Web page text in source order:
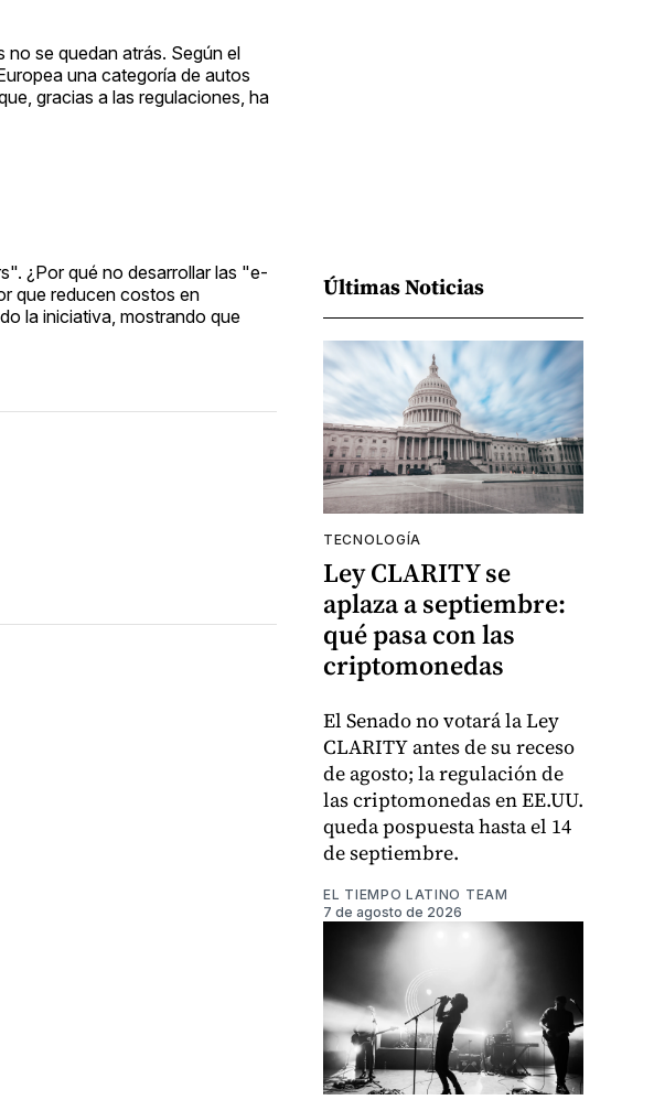
no se quedan atrás. Según el
una categoría de autos
gracias a las regulaciones, ha
¿Por qué no desarrollar las "e-
que reducen costos en
la iniciativa, mostrando que
Últimas Noticias
TECNOLOGÍA
Ley CLARITY se
aplaza a septiembre:
qué pasa con las
criptomonedas
El Senado no votará la Ley
CLARITY antes de su receso
de agosto; la regulación de
las criptomonedas en EE.UU.
queda pospuesta hasta el 14
de septiembre.
EL TIEMPO LATINO TEAM
7 de agosto de 2026